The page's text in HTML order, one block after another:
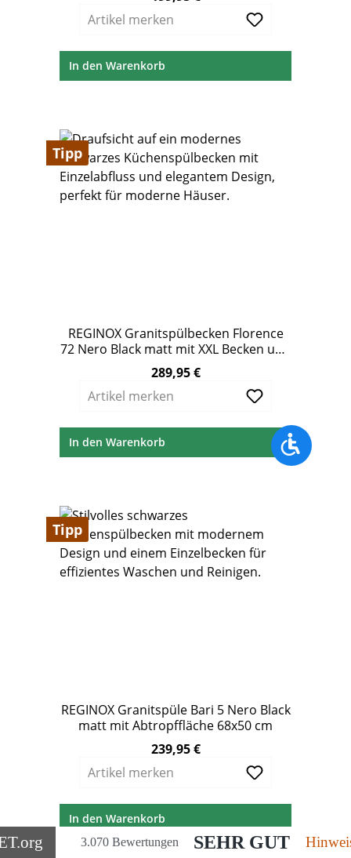
.org 3.070 Bewertungen SEHR GUT
Artikel merken
In den Warenkorb
Tipp
REGINOX Granitspülbecken Florence
72 Nero Black matt mit XXL Becken und
Hahnloch
Regulärer Preis:289,95 €
Artikel merken
In den Warenkorb
Tipp
REGINOX Granitspüle Bari 5 Nero Black
matt mit Abtropffläche 68x50 cm
Regulärer Preis:239,95 €
Artikel merken
In den Warenkorb